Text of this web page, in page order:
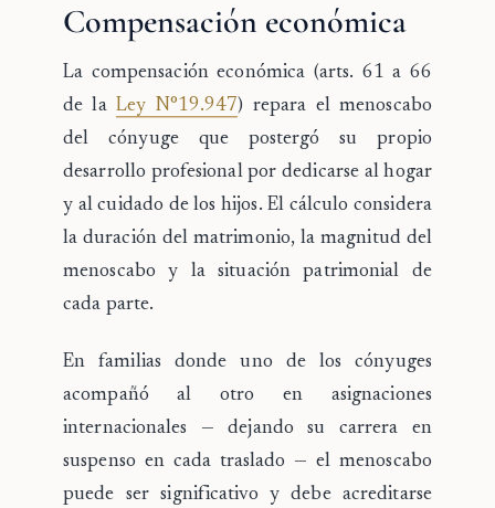
Compensación económica
La compensación económica (arts. 61 a 66
de la Ley N°19.947) repara el menoscabo
del cónyuge que postergó su propio
desarrollo profesional por dedicarse al hogar
y al cuidado de los hijos. El cálculo considera
la duración del matrimonio, la magnitud del
menoscabo y la situación patrimonial de
cada parte.
En familias donde uno de los cónyuges
acompañó al otro en asignaciones
internacionales — dejando su carrera en
suspenso en cada traslado — el menoscabo
puede ser significativo y debe acreditarse